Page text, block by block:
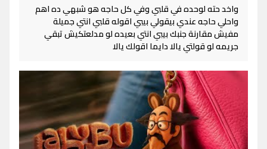
واخد حته لوحده في قلبي وفي كل حاجه هو شبهي ده اهم
واحلي حاجه عندي بيقولي بيبي اقوله قلبي انتي جميلة
مفيش مقارنة جنبك بيبي انتي بعيده لو مدلعتكيش تبقي
جريمه لو قولتي يالا دايما اقولك يالا